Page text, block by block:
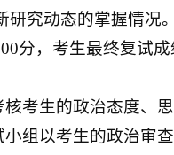
研究动态的掌握情况
分，考生最终复试
核考生的政治态度、
小组以考生的政治审